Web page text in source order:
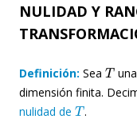
NULIDAD Y
Definición: Sea
T
dimensión finita.
nulidad de
T
.